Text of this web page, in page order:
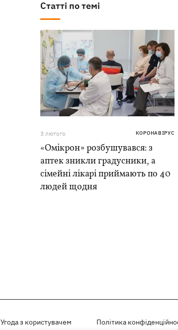
Статті по темі
3 лютого КОРОНАВІРУС
«Омікрон» розбушувався: з
аптек зникли градусники, а
сімейні лікарі приймають по 40
людей щодня
Угода з користувачем Політика